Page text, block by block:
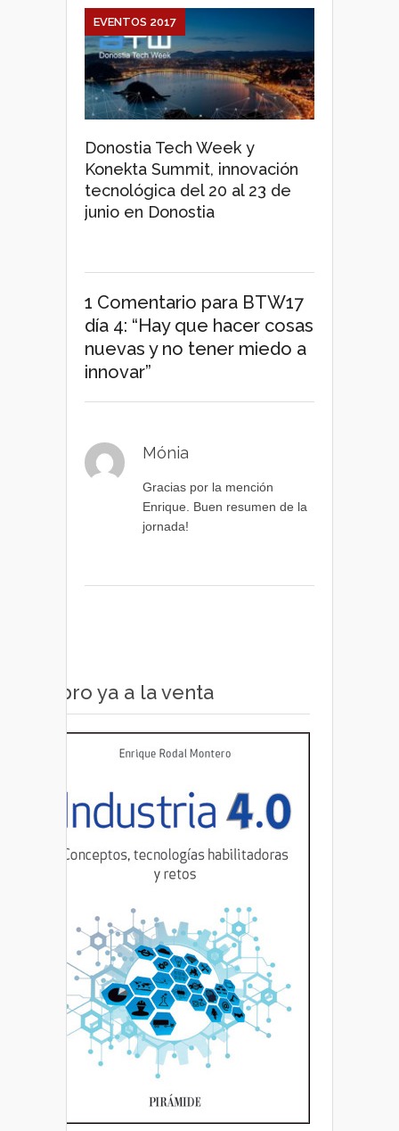
Donostia Tech Week y
Konekta Summit, innovación
tecnológica del 20 al 23 de
junio en Donostia
EVENTOS 2017
1 Comentario para BTW17
día 4: “Hay que hacer cosas
nuevas y no tener miedo a
innovar”
Mónia
Gracias por la mención
Enrique. Buen resumen de la
jornada!
Libro ya a la venta